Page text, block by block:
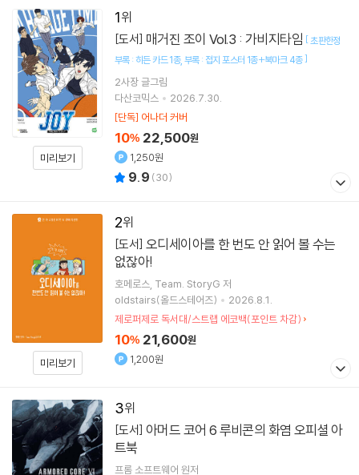
1
미리보기
[도서] 매거진 조이 Vol.3 : 가비지타임 [초판한정
부록 : 히든 카드 1종 부록 : 접지 포스터 1종+북마크 4종]
2사장글그림
다산코믹스
2026.7.30.
[단독] 어나더 커버
10% 22,500원
1,250원
9.9 (30)
2
미리보기
[도서]
없잖아!
호메로스 Team. StoryG 저
oldstairs(올드스테어즈)
2026.8.1.
제로퍼제로 독서대/스트랩 에코백(포인트 차감)
10% 21,600원
1,200원
3
[도서]
트북
프롬 소프트웨어 원저